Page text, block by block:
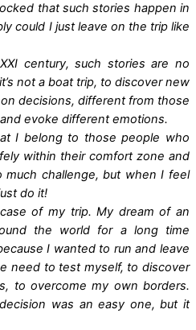
that such stories happen in
could I just leave on the trip like
century, such stories are no
not a boat trip, to discover new
decisions, different from those
evoke different emotions.
I belong to those people who
within their comfort zone and
much challenge, but when I feel
do it!
of my trip. My dream of an
the world for a long time
I wanted to run and leave
need to test myself, to discover
to overcome my own borders.
was an easy one, but it